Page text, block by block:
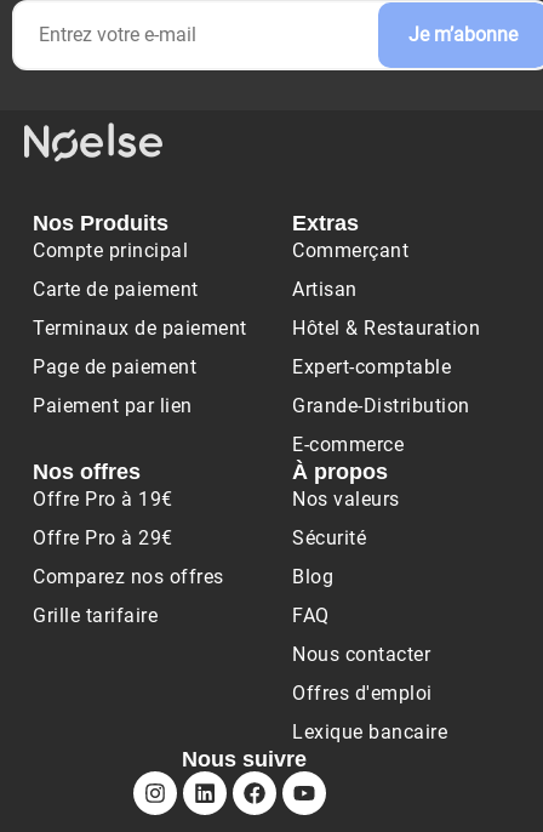
Je m’abonne
Nos Produits
Compte principal
Carte de paiement
Terminaux de paiement
Page de paiement
Paiement par lien
Extras
Commerçant
Artisan
Hôtel & Restauration
Expert-comptable
Grande-Distribution
E-commerce
Nos offres
Offre Pro à 19€
Offre Pro à 29€
Comparez nos offres
Grille tarifaire
À propos
Nos valeurs
Sécurité
Blog
FAQ
Nous contacter
Offres d'emploi
Lexique bancaire
Nous suivre